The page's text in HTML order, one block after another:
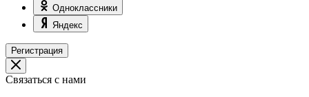
Одноклассники
Яндекс
Регистрация
Связаться с нами